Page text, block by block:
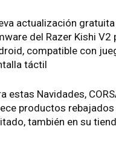
actualización
del Razer Kishi V2
compatible con
táctil
estas Navidades,
productos
también en su